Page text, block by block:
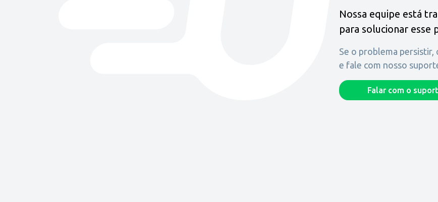
Nossa equipe está
para solucionar esse
Se o problema persistir,
e fale com nosso
Falar com o